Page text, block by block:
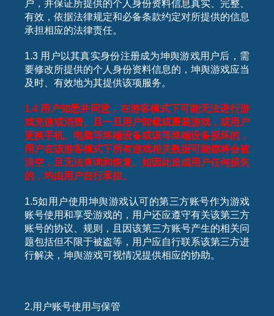
户，并保证所提供的个人身份资料信息真实、完整、
有效，依据法律规定和必备条款约定对所提供的信息
承担相应的法律责任。
1.3 用户以其真实身份注册成为坤舆游戏用户后，需
要修改所提供的个人身份资料信息的，坤舆游戏应当
及时、有效地为其提供该项服务。
1.4 用户知悉并同意，在游客模式下可能无法进行游
戏充值或消费。且一旦用户卸载或重装游戏，或用户
更换手机、电脑等终端设备或该等终端设备损坏的，
用户在该游客模式下所有游戏相关数据可能都将会被
清空，且无法查询和恢复。如因此造成用户任何损失
的，均由用户自行承担。
1.5如用户使用坤舆游戏认可的第三方账号作为游戏
账号使用和享受游戏的，用户还应遵守有关该第三方
账号的协议、规则，且因该第三方账号产生的相关问
题包括但不限于被盗等，用户应自行联系该第三方进
行解决，坤舆游戏可视情况提供相应的协助。
2.用户账号使用与保管